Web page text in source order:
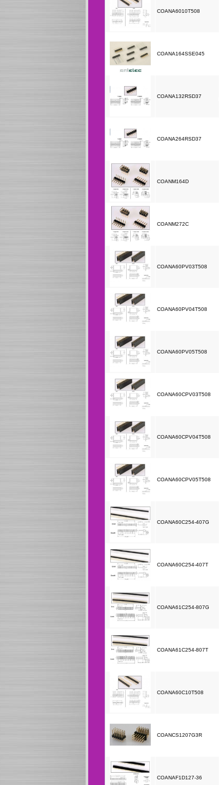
COANA6010T508
COANA164SSE045
COANA132RSD37
COANA264RSD37
COANM164D
COANM272C
COANA60PV03T508
COANA60PV04T508
COANA60PV05T508
COANA60CPV03T508
COANA60CPV04T508
COANA60CPV05T508
COANA60C254-407G
COANA60C254-407T
COANA61C254-807G
COANA61C254-807T
COANA60C10T508
COANCS1207G3R
COANAF1D127-36